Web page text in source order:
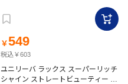
￥549
税込￥603
ユニリーバ ラックス スーパーリッチ
シャイン ストレートビューティー コ